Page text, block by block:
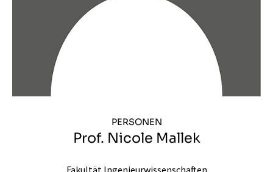
PERSONEN
Prof. Nicole Mallek